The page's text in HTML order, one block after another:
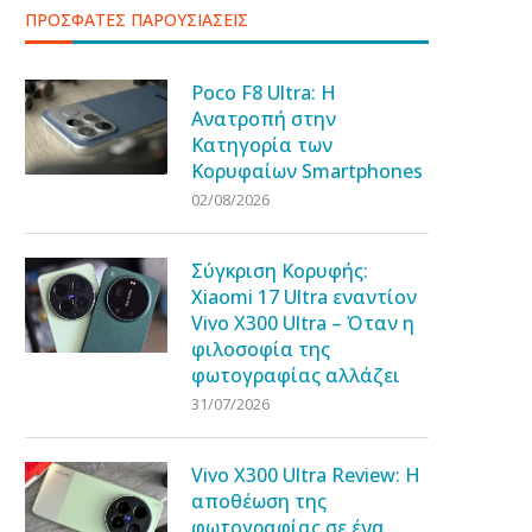
ΠΡΟΣΦΑΤΕΣ ΠΑΡΟΥΣΙΑΣΕΙΣ
Poco F8 Ultra: Η
Ανατροπή στην
Κατηγορία των
Κορυφαίων Smartphones
02/08/2026
Σύγκριση Κορυφής:
Xiaomi 17 Ultra εναντίον
Vivo X300 Ultra – Όταν η
φιλοσοφία της
φωτογραφίας αλλάζει
31/07/2026
Vivo X300 Ultra Review: Η
αποθέωση της